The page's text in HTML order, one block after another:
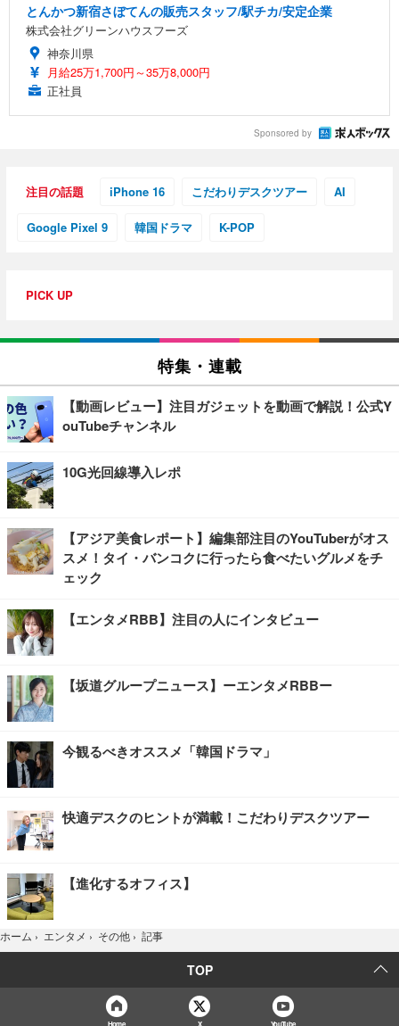
とんかつ新宿さぼてんの販売スタッフ/駅チカ/安定企業
株式会社グリーンハウスフーズ
神奈川県
月給25万1,700円～35万8,000円
正社員
Sponsored by
注目の話題 iPhone 16 こだわりデスクツアー AI
Google Pixel 9 韓国ドラマ K-POP
PICK UP
特集・連載
【動画レビュー】注目ガジェットを動画で解説！公式Y
ouTubeチャンネル
10G光回線導入レポ
【アジア美食レポート】編集部注目のYouTuberがオス
スメ！タイ・バンコクに行ったら食べたいグルメをチ
ェック
【エンタメRBB】注目の人にインタビュー
【坂道グループニュース】ーエンタメRBBー
今観るべきオススメ「韓国ドラマ」
快適デスクのヒントが満載！こだわりデスクツアー
【進化するオフィス】
ホーム › エンタメ › その他 › 記事
TOP
Home X YouTube